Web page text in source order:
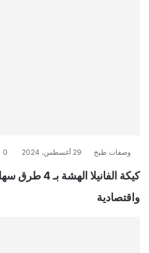
وصفات طبخ 29 أغسطس، 2024 0
كيكة الفانيلا
واقتصادية